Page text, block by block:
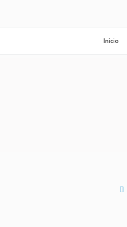
Inicio